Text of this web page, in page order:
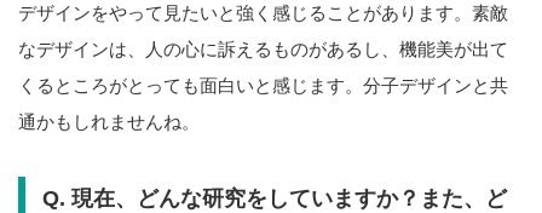
デザインをやって見たいと強く感じることがあります。素敵
なデザインは、人の心に訴えるものがあるし、機能美が出て
くるところがとっても面白いと感じます。分子デザインと共
通かもしれませんね。
Q. 現在、どんな研究をしていますか？また、ど